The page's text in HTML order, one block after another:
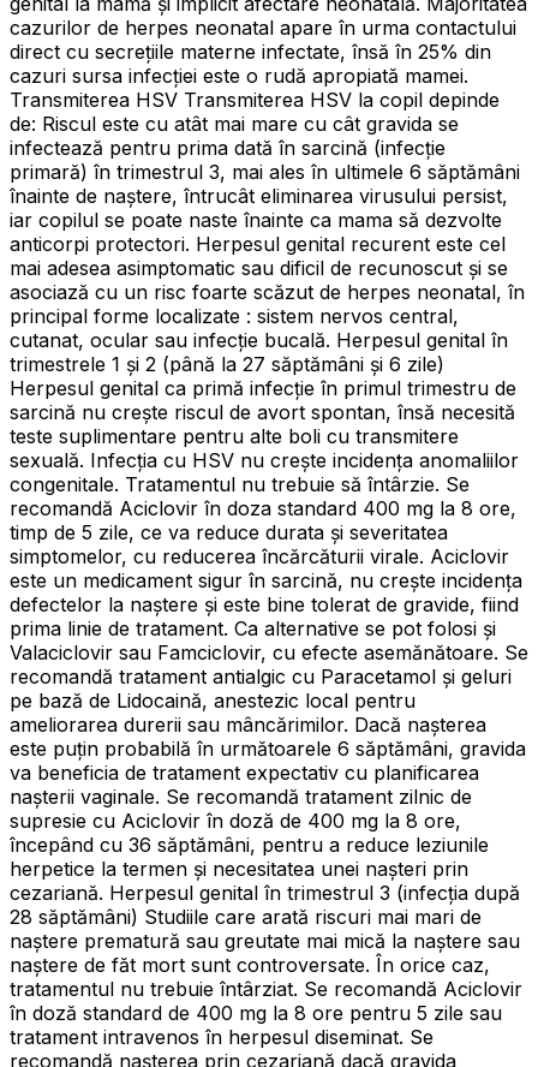
cazurilor de herpes neonatal apare în urma contactului
direct cu secrețiile materne infectate, însă în 25% din
cazuri sursa infecției este o rudă apropiată mamei.
Transmiterea HSV Transmiterea HSV la copil depinde
de: Riscul este cu atât mai mare cu cât gravida se
infectează pentru prima dată în sarcină (infecție
primară) în trimestrul 3, mai ales în ultimele 6 săptămâni
înainte de naștere, întrucât eliminarea virusului persist,
iar copilul se poate naste înainte ca mama să dezvolte
anticorpi protectori. Herpesul genital recurent este cel
mai adesea asimptomatic sau dificil de recunoscut și se
asociază cu un risc foarte scăzut de herpes neonatal, în
principal forme localizate : sistem nervos central,
cutanat, ocular sau infecție bucală. Herpesul genital în
trimestrele 1 și 2 (până la 27 săptămâni și 6 zile)
Herpesul genital ca primă infecție în primul trimestru de
sarcină nu crește riscul de avort spontan, însă necesită
teste suplimentare pentru alte boli cu transmitere
sexuală. Infecția cu HSV nu crește incidența anomaliilor
congenitale. Tratamentul nu trebuie să întârzie. Se
recomandă Aciclovir în doza standard 400 mg la 8 ore,
timp de 5 zile, ce va reduce durata și severitatea
simptomelor, cu reducerea încărcăturii virale. Aciclovir
este un medicament sigur în sarcină, nu crește incidența
defectelor la naștere și este bine tolerat de gravide, fiind
prima linie de tratament. Ca alternative se pot folosi și
Valaciclovir sau Famciclovir, cu efecte asemănătoare. Se
recomandă tratament antialgic cu Paracetamol și geluri
pe bază de Lidocaină, anestezic local pentru
ameliorarea durerii sau mâncărimilor. Dacă nașterea
este puțin probabilă în următoarele 6 săptămâni, gravida
va beneficia de tratament expectativ cu planificarea
nașterii vaginale. Se recomandă tratament zilnic de
supresie cu Aciclovir în doză de 400 mg la 8 ore,
începând cu 36 săptămâni, pentru a reduce leziunile
herpetice la termen și necesitatea unei nașteri prin
cezariană. Herpesul genital în trimestrul 3 (infecția după
28 săptămâni) Studiile care arată riscuri mai mari de
naștere prematură sau greutate mai mică la naștere sau
naștere de făt mort sunt controversate. În orice caz,
tratamentul nu trebuie întârziat. Se recomandă Aciclovir
în doză standard de 400 mg la 8 ore pentru 5 zile sau
tratament intravenos în herpesul diseminat. Se
recomandă nașterea prin cezariană dacă gravida